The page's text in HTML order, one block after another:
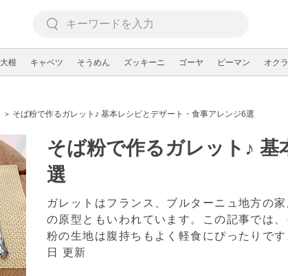
大根 キャベツ そうめん ズッキーニ ゴーヤ ピーマン オクラ
そば粉で作るガレット♪ 基本レシピとデザート・食事アレンジ6選
そば粉で作るガレット♪
選
ガレットはフランス、ブルターニュ地方の
の原型ともいわれています。この記事では
粉の生地は腹持ちもよく軽食にぴったりで
日 更新